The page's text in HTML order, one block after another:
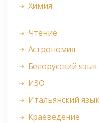
Химия
Чтение
Астрономия
Белорусский язык
ИЗО
Итальянский язык
Краеведение